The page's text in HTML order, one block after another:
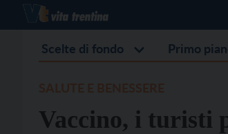
Scelte di fondo Primo
Vaccino, i turisti